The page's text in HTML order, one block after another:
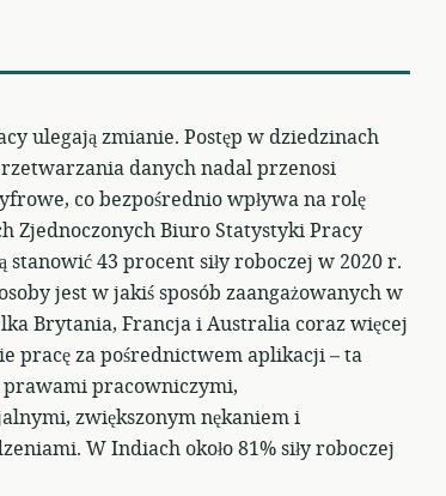
ulegają zmianie. Postęp w dziedzinach
danych nadal przenosi
co bezpośrednio wpływa na rolę
Zjednoczonych Biuro Statystyki Pracy
stanowić 43 procent siły roboczej w 2020 r.
jest w jakiś sposób zaangażowanych w
Brytania, Francja i Australia coraz więcej
pracę za pośrednictwem aplikacji – ta
pracowniczymi,
zwiększonym nękaniem i
W Indiach około 81% siły roboczej